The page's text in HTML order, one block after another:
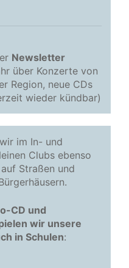
Newsletter
über Konzerte von
Region, neue CDs
wieder kündbar)
im In- und
Clubs ebenso
Straßen und
CD und
wir unsere
in Schulen: